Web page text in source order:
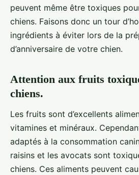
peuvent même être toxiques
chiens. Faisons donc un tour
ingrédients à éviter lors de la
d’anniversaire de votre chien.
Attention aux fruits
chiens.
Les fruits sont d’excellents
vitamines et minéraux.
adaptés à la consommation
raisins et les avocats sont
chiens. Ces aliments peuvent